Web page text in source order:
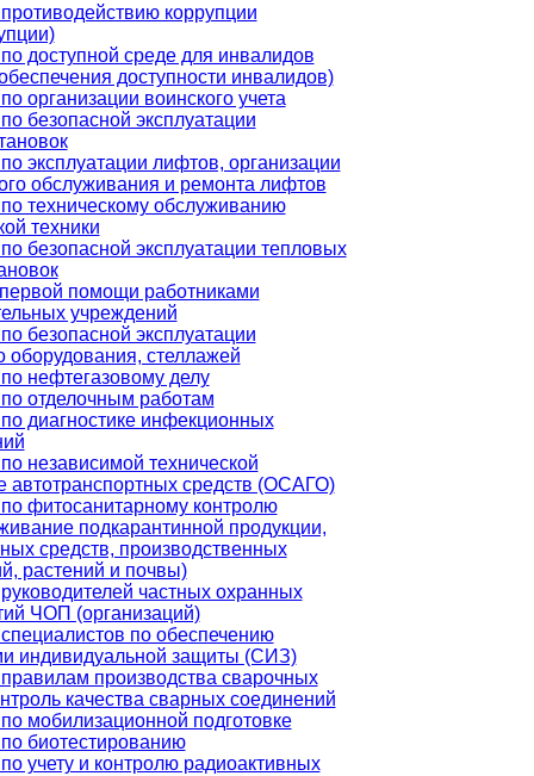
коррупции
доступной среде для инвалидов
доступности инвалидов)
организации воинского учета
безопасной эксплуатации
эксплуатации лифтов, организации
обслуживания и ремонта лифтов
техническому обслуживанию
техники
безопасной эксплуатации тепловых
помощи работниками
учреждений
безопасной эксплуатации
оборудования, стеллажей
нефтегазовому делу
отделочным работам
диагностике инфекционных
независимой технической
автотранспортных средств (ОСАГО)
фитосанитарному контролю
подкарантинной продукции,
средств, производственных
растений и почвы)
частных охранных
ЧОП (организаций)
по обеспечению
индивидуальной защиты (СИЗ)
производства сварочных
качества сварных соединений
мобилизационной подготовке
биотестированию
учету и контролю радиоактивных